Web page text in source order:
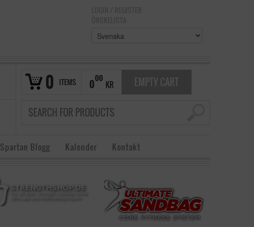
0 ITEMS 000
KR EMPTY CART
Spartan Blogg Kalender Kontakt